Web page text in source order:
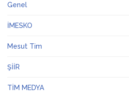
Genel
İMESKO
Mesut Tim
ŞİİR
TİM MEDYA